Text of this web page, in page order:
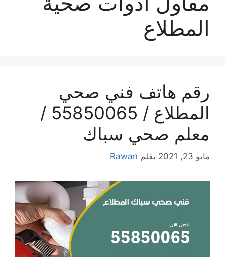
المطلاع
رقم هاتف فني صحي
المطلاع / 55850065 /
معلم صحي سباك
مايو 23, 2021 بقلم Rawan